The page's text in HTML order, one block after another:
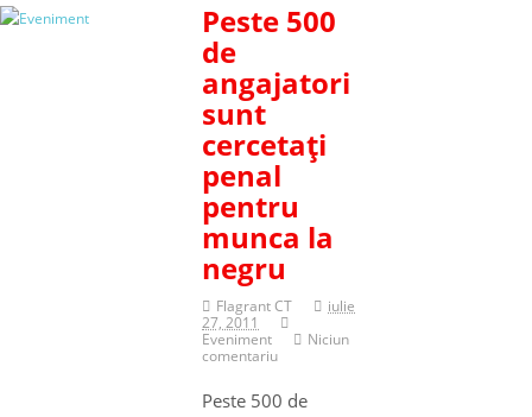
Peste 500
de
angajatori
sunt
cercetaţi
penal
pentru
munca la
negru
Flagrant CT
iulie
27, 2011
Eveniment
Niciun
comentariu
Peste 500 de